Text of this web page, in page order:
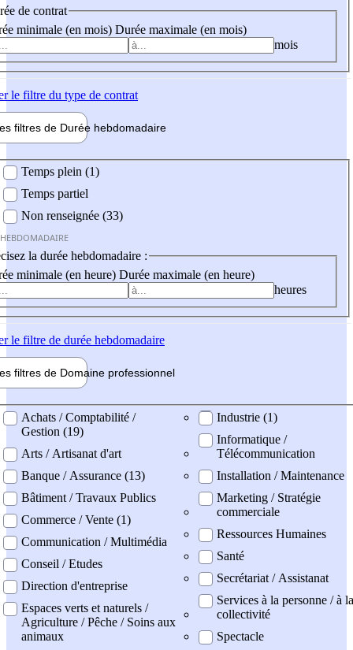
de contrat
minimale (en mois) Durée maximale (en mois)
mois
le filtre du type de contrat
filtres de Durée hebdomadaire
Temps plein (1)
Temps partiel
Non renseignée (33)
la durée hebdomadaire :
minimale (en heure) Durée maximale (en heure)
heures
le filtre de durée hebdomadaire
filtres de Domaine professionnel
professionel
Achats / Comptabilité /
Gestion (19)
Arts / Artisanat d'art
Banque / Assurance (13)
Bâtiment / Travaux Publics
Commerce / Vente (1)
Communication / Multimédia
Conseil / Etudes
Direction d'entreprise
Espaces verts et naturels /
Agriculture / Pêche / Soins aux
animaux
Industrie (1)
Informatique /
Télécommunication
Installation / Maintenance
Marketing / Stratégie
commerciale
Ressources Humaines
Santé
Secrétariat / Assistanat
Services à la personne / à la
collectivité
Spectacle